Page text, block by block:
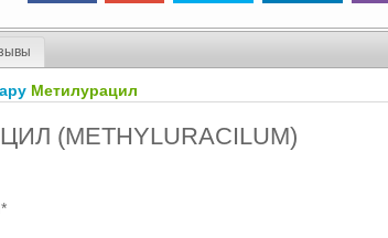
Метилурацил
(METHYLURACILUM)